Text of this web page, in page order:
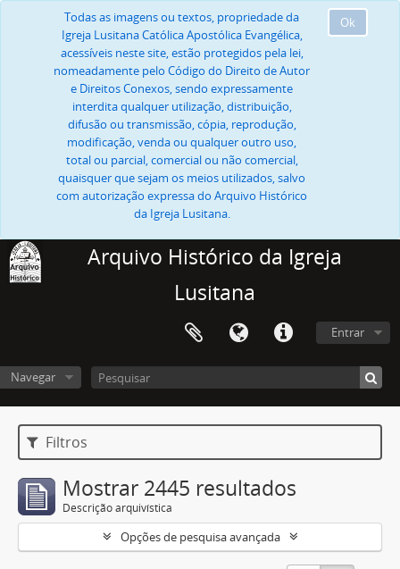
Ok
Todas as imagens ou textos, propriedade da
Igreja Lusitana Católica Apostólica Evangélica,
acessíveis neste site, estão protegidos pela lei,
nomeadamente pelo Código do Direito de Autor
e Direitos Conexos, sendo expressamente
interdita qualquer utilização, distribuição,
difusão ou transmissão, cópia, reprodução,
modificação, venda ou qualquer outro uso,
total ou parcial, comercial ou não comercial,
quaisquer que sejam os meios utilizados, salvo
com autorização expressa do Arquivo Histórico
da Igreja Lusitana.
Arquivo Histórico da Igreja
Lusitana
Entrar
Navegar
Filtros
Mostrar 2445 resultados
Descrição arquivística
Opções de pesquisa avançada